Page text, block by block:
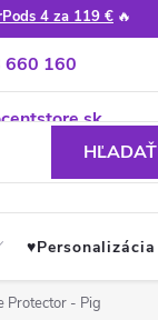
4 za 119 € 🔥
660 160
a tipy
HĽADAŤ
♥︎Personalizácia
Protector - Pig